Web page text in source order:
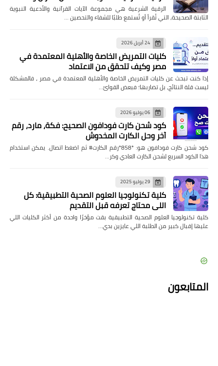
الرقية الشرعية هي مجموعة الآيات القرآنية والأدعية النبوية
الثابتة الصحيحة، التي تُقرأ أو تُستمع طلبًا للشفاء والتحصين …
24 أبريل 2026
كليات التمريض الخاصة والأهلية المعتمدة في
مصر وكيف تتحقق من الاعتماد
إذا كنت تبحث عن كليات التمريض الخاصة والأهلية المعتمدة في مصر ، فالمشكلة
ليست قلة النتائج، بل تضاربها؛ فبعض القوائ…
06 يوليو 2026
كود شحن كارت فودافون الصحيح: فكة، مارد، رقم
آخر وحل الكارت المخدوش
كود شحن كارت فودافون هو: *858*رقم الكارت# ثم اضغط اتصال. يمكن استخدام
هذا الكود السريع لشحن الكارت العادي وكر…
29 يوليو 2025
كلية تكنولوجيا العلوم الصحية التطبيقية: كل
اللي محتاج تعرفه قبل التقديم
كلية تكنولوجيا العلوم الصحية التطبيقية بقت مؤخرًا واحدة من أكثر الكليات اللي
عليها إقبال كبير من الطلبة اللي عايزين بدي…
المتابعون